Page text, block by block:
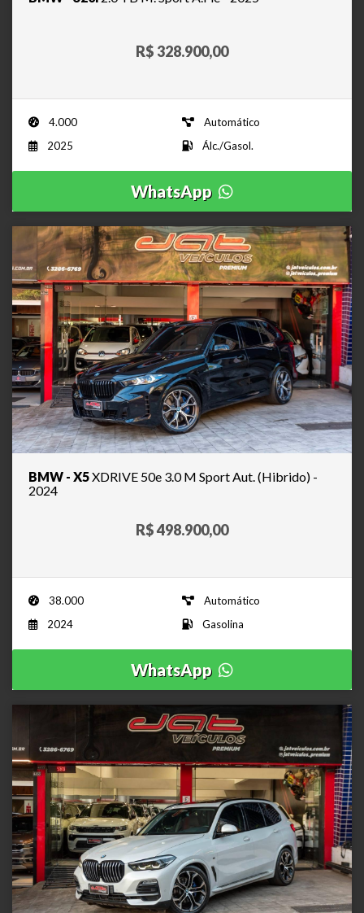
R$ 328.900,00
4.000
Automático
2025
Álc./Gasol.
WhatsApp
BMW - X5XDRIVE 50e 3.0 M Sport Aut. (Hibrido) -
2024
R$ 498.900,00
38.000
Automático
2024
Gasolina
WhatsApp